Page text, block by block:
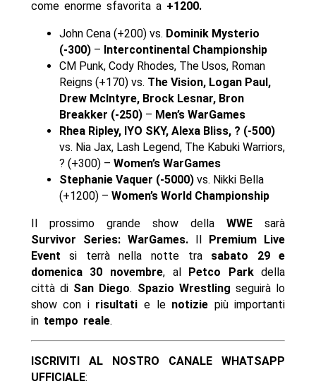
come enorme sfavorita a +1200.
John Cena (+200) vs. Dominik Mysterio
(-300)– Intercontinental Championship
CM Punk, Cody Rhodes, The Usos, Roman
Reigns (+170) vs. The Vision, Logan Paul,
Drew McIntyre, Brock Lesnar, Bron
Breakker (-250)– Men’s WarGames
Rhea Ripley, IYO SKY, Alexa Bliss, ? (-500)
vs. Nia Jax, Lash Legend, The Kabuki Warriors,
? (+300) – Women’s WarGames
Stephanie Vaquer (-5000)vs. Nikki Bella
(+1200) – Women’s World Championship
Il prossimo grande show dellaWWE sarà
Survivor Series: WarGames.Il
Premium Live
Event si terrà nella notte trasabato 29 e
domenica 30 novembre, al Petco Parkdella
città di San Diego. Spazio Wrestling seguirà lo
show con i risultati e le notizie più importanti
in tempo reale.
ISCRIVITI AL NOSTRO CANALE WHATSAPP
UFFICIALE: